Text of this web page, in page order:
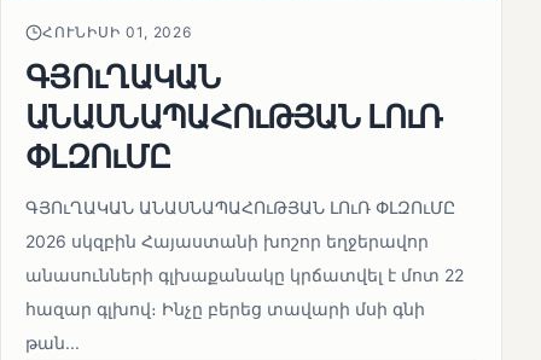
ՀՈՒՆԻՍԻ 01, 2026
ԳՅՈւՂԱԿԱՆ
ԱՆԱՍՆԱՊԱՀՈւԹՅԱՆ ԼՈւՌ
ՓԼԶՈւՄԸ
ԳՅՈւՂԱԿԱՆ ԱՆԱՍՆԱՊԱՀՈւԹՅԱՆ ԼՈւՌ ՓԼԶՈւՄԸ
2026 սկզբին Հայաստանի խոշոր եղջերավոր
անասունների գլխաքանակը կրճատվել է մոտ 22
հազար գլխով։ Ինչը բերեց տավարի մսի գնի
թան...